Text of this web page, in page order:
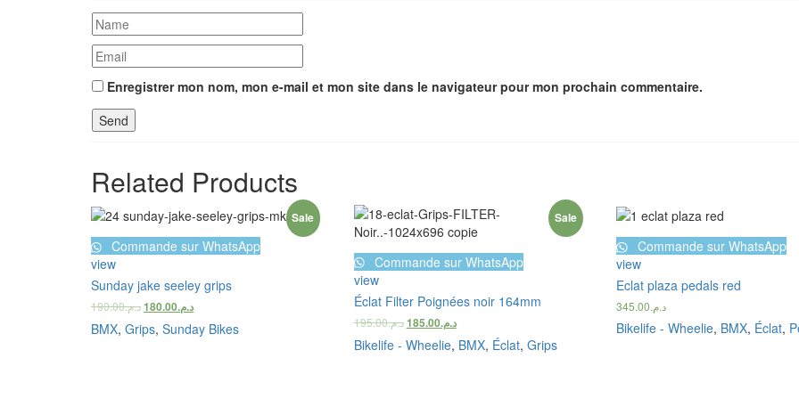
Enregistrer mon nom, mon e-mail et mon site dans le navigateur pour mon prochain commentaire.
Related Products
Sale
Commande sur WhatsApp
view
Sunday jake seeley grips
د.م.190.00 د.م.180.00
BMX, Grips, Sunday Bikes
Sale
Commande sur WhatsApp
view
Éclat Filter Poignées noir 164mm
د.م.195.00 د.م.185.00
Bikelife - Wheelie, BMX, Éclat, Grips
Commande sur WhatsApp
view
Eclat plaza pedals red
د.م.345.00
Bikelife - Wheelie, BMX, Éclat,